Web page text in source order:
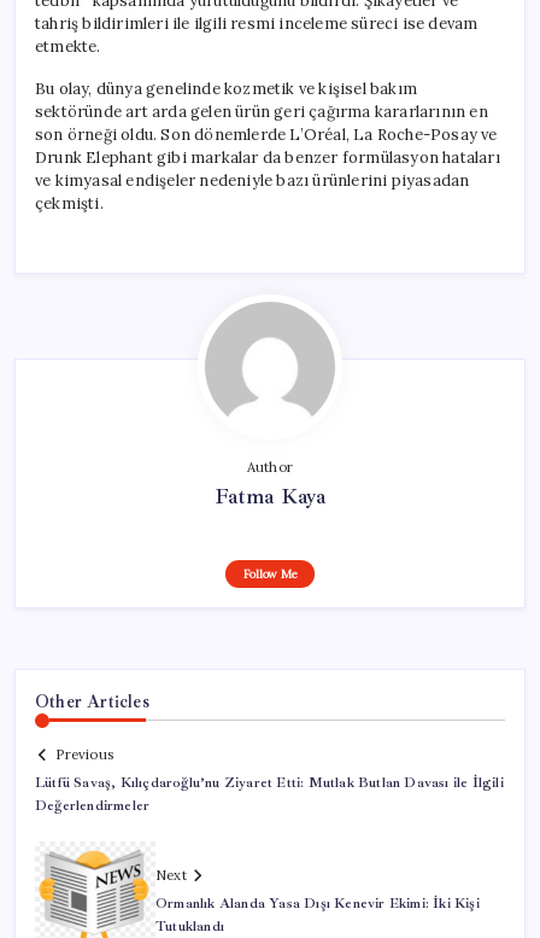
tahriş bildirimleri ile ilgili resmi inceleme süreci ise devam
etmekte.
Bu olay, dünya genelinde kozmetik ve kişisel bakım
sektöründe art arda gelen ürün geri çağırma kararlarının en
son örneği oldu. Son dönemlerde L’Oréal, La Roche-Posay ve
Drunk Elephant gibi markalar da benzer formülasyon hataları
ve kimyasal endişeler nedeniyle bazı ürünlerini piyasadan
çekmişti.
Author
Fatma Kaya
Follow Me
Other Articles
Previous
Lütfü Savaş, Kılıçdaroğlu’nu Ziyaret Etti: Mutlak Butlan Davası ile İlgili
Değerlendirmeler
Next
Ormanlık Alanda Yasa Dışı Kenevir Ekimi: İki Kişi
Tutuklandı